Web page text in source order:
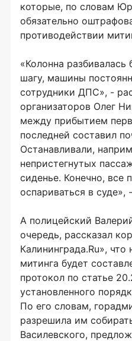
которые, по словам
обязательно
противодействии
«Колонна
шагу, машины
сотрудники ДПС», -
организаторов Олег
между прибытием
последней составил
Останавливали,
непристегнутых
сиденье. Конечно, все
оспариваться в суде»,
А полицейский
очередь, рассказал
Калининграда.Ru», что
митинга будет
протокол по статье
установленного
По его словам,
разрешила им
Василевского,